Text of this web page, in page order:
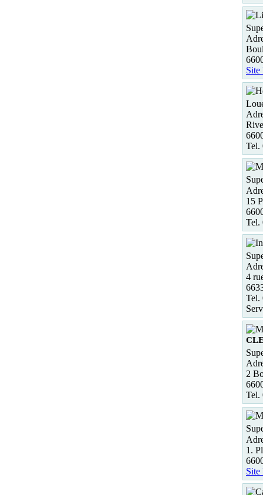
Site
Tel.
15
Tel.
4
Tel.
2
Tel.
1.
Site